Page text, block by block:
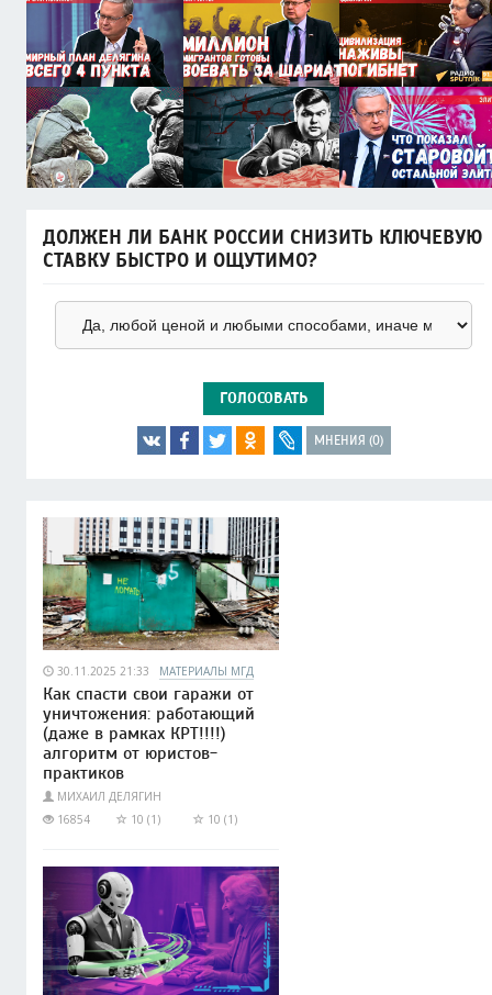
ДОЛЖЕН ЛИ БАНК РОССИИ СНИЗИТЬ КЛЮЧЕВУЮ
СТАВКУ БЫСТРО И ОЩУТИМО?
ГОЛОСОВАТЬ
МНЕНИЯ (0)
30.11.2025 21:33 МАТЕРИАЛЫ МГД
Как спасти свои гаражи от
уничтожения: работающий
(даже в рамках КРТ!!!!)
алгоритм от юристов-
практиков
МИХАИЛ ДЕЛЯГИН
16854
10 (1) 10 (1)